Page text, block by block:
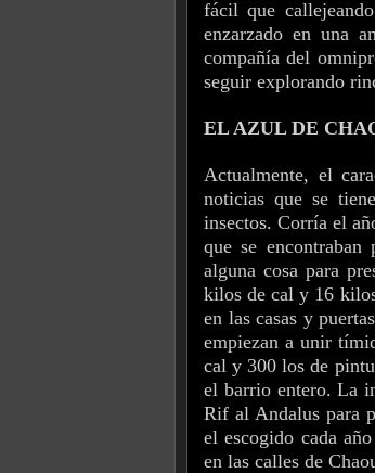
fácil que
enzarzado en una
compañía del
seguir explorando
EL AZUL DE
Actualmente, el
noticias que se
insectos. Corría el
que se encontraban
alguna cosa para
kilos de cal y 16
en las casas y
empiezan a unir
cal y 300 los de
el barrio entero. La
Rif al Andalus para
el escogido cada
en las calles de